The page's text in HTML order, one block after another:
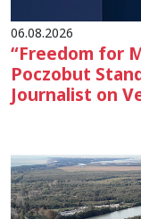
06.08.2026
“Freedom for
Poczobut
Journalist on